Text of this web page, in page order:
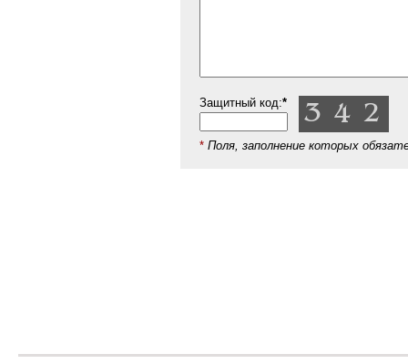
Защитный код:*
* Поля, заполнение которых